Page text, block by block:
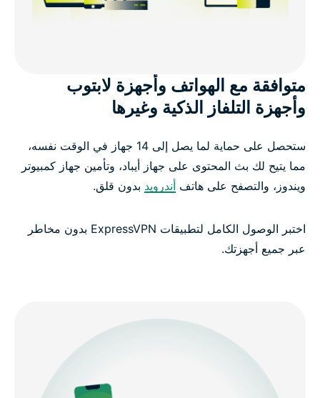
متوافقة مع الهواتف وأجهزة لابتوب
وأجهزة التلفاز الذكية وغيرها
ستحصل على حماية لما يصل إلى 14 جهاز في الوقت نفسه،
مما يتيح لك بث المحتوى على جهاز أيباد، وتأمين جهاز كمبيوتر
ويندوز، والتصفح على هاتف أندرويد بدون قلق.
اختبر الوصول الكامل لتطبيقات ExpressVPN بدون مخاطر
عبر جميع أجهزتك.